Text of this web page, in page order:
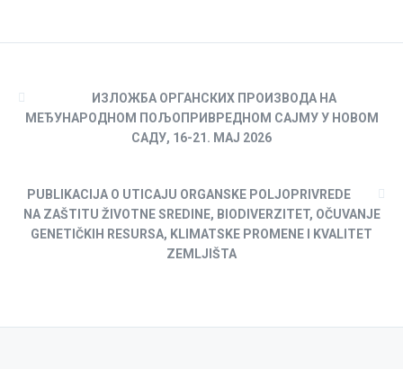
ИЗЛОЖБА ОРГАНСКИХ ПРОИЗВОДА НА
МЕЂУНАРОДНОМ ПОЉОПРИВРЕДНОМ САЈМУ У НОВОМ
САДУ, 16-21. МАЈ 2026
PUBLIKACIJA O UTICAJU ORGANSKE POLJOPRIVREDE
NA ZAŠTITU ŽIVOTNE SREDINE, BIODIVERZITET, OČUVANJE
GENETIČKIH RESURSA, KLIMATSKE PROMENE I KVALITET
ZEMLJIŠTA